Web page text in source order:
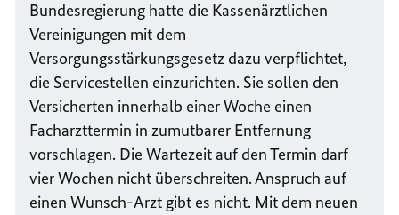
Bundesregierung hatte die Kassenärztlichen
Vereinigungen mit dem
Versorgungsstärkungsgesetz dazu verpflichtet,
die Servicestellen einzurichten. Sie sollen den
Versicherten innerhalb einer Woche einen
Facharzttermin in zumutbarer Entfernung
vorschlagen. Die Wartezeit auf den Termin darf
vier Wochen nicht überschreiten. Anspruch auf
einen Wunsch-Arzt gibt es nicht. Mit dem neuen